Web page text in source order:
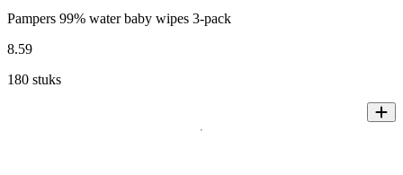
Pampers 99% water baby wipes 3-pack
8.59
180 stuks